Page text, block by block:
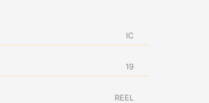
IC
19
REEL